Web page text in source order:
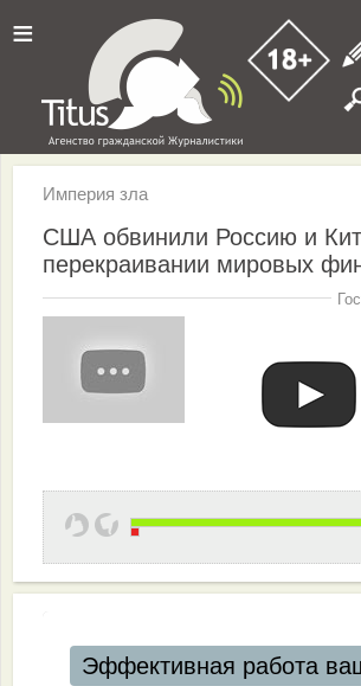
≡
Империя зла
США обвинили Россию и
перекраивании мировых
Эффективная работа